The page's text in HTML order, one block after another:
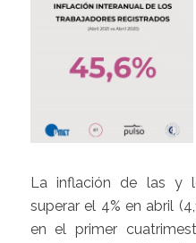
La inflación de las y
superar el 4% en abril
en el primer